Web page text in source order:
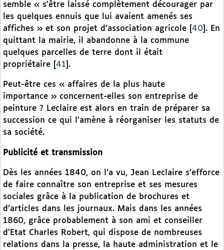
semble « s’être laissé complètement décourager par
les quelques ennuis que lui avaient amenés ses
affiches » et son projet d’association agricole
40 . En
quittant la mairie, il abandonne à la commune
quelques parcelles de terre dont il était
propriétaire
41 .
Peut-être ces « affaires de la plus haute
importance » concernent-elles son entreprise de
peinture ? Leclaire est alors en train de préparer sa
succession ce qui l’amène à réorganiser les statuts de
sa société.
Publicité et transmission
Dès les années 1840, on l’a vu, Jean Leclaire s’efforce
de faire connaître son entreprise et ses mesures
sociales grâce à la publication de brochures et
d’articles dans les journaux. Mais dans les années
1860, grâce probablement à son ami et conseiller
d’Etat Charles Robert, qui dispose de nombreuses
relations dans la presse, la haute administration et le